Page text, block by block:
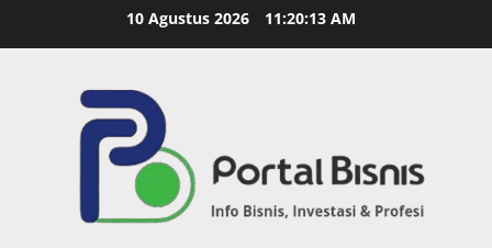
10 Agustus 2026 11:20:14 AM